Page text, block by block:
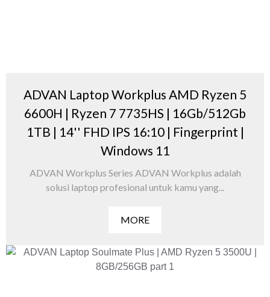
ADVAN Laptop Workplus AMD Ryzen 5
6600H | Ryzen 7 7735HS | 16Gb/512Gb
1TB | 14'' FHD IPS 16:10 | Fingerprint |
Windows 11
ADVAN Workplus Series ADVAN Workplus adalah
solusi laptop profesional untuk kamu yang...
MORE